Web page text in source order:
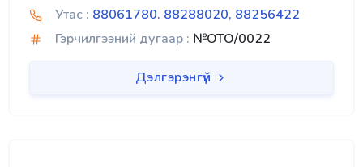
Утас : 88061780. 88288020, 88256422
Гэрчилгээний дугаар : №OTO/0022
Дэлгэрэнгүй